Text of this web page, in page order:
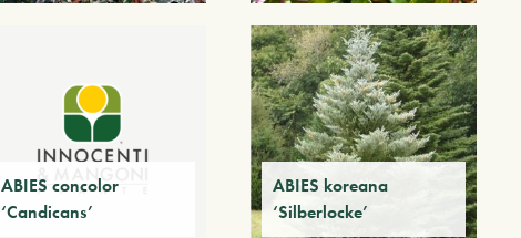
ABIES concolor
‘Candicans’
ABIES koreana
‘Silberlocke’